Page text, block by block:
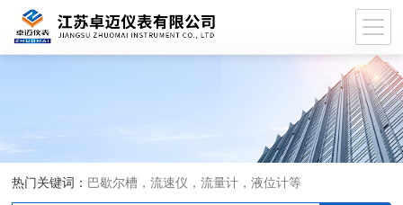
热门关键词： 巴歇尔槽，流速仪，流量计，液位计等